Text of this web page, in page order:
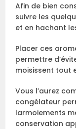
Afin de bien
suivre les
et en hachant
Placer ces
permettre
moisissent tout
Vous l’aurez
congélateur
larmoiements
conservation